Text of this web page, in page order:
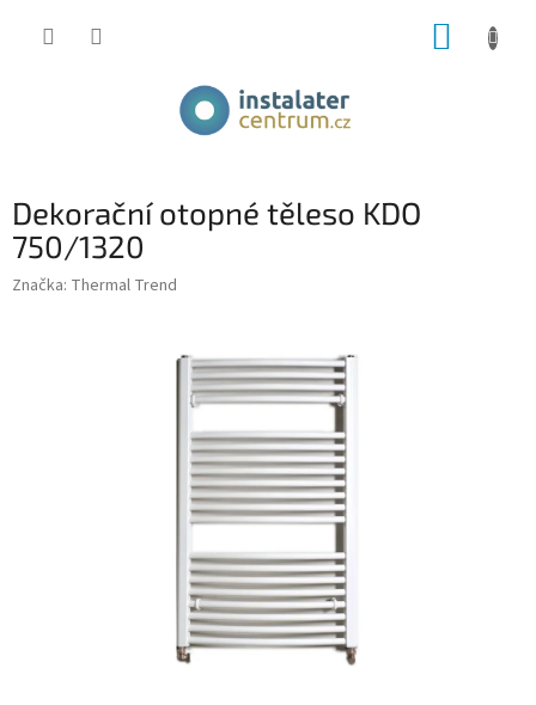
Dekorační otopné těleso KDO
750/1320
Značka: Thermal Trend